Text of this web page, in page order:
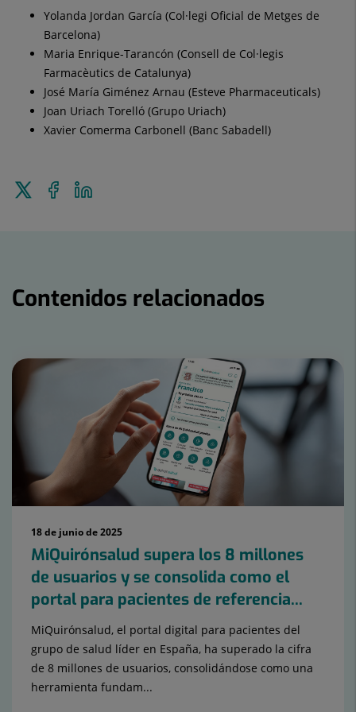
Yolanda Jordan García (Col·legi Oficial de Metges de
Barcelona)
Maria Enrique-Tarancón (Consell de Col·legis
Farmacèutics de Catalunya)
José María Giménez Arnau (Esteve Pharmaceuticals)
Joan Uriach Torelló (Grupo Uriach)
Xavier Comerma Carbonell (Banc Sabadell)
Enviar
Compartir
en
Contenidos relacionados
18 de junio de 2025
MiQuirónsalud supera los 8 millones
de usuarios y se consolida como el
portal para pacientes de referencia...
MiQuirónsalud, el portal digital para pacientes del
grupo de salud líder en España, ha superado la cifra
de 8 millones de usuarios, consolidándose como una
herramienta fundam...